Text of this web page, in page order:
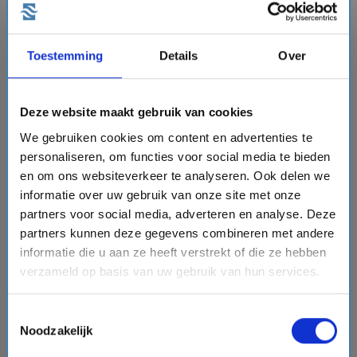
Toestemming Details Over
Deze website maakt gebruik van cookies
We gebruiken cookies om content en advertenties te
personaliseren, om functies voor social media te bieden
en om ons websiteverkeer te analyseren. Ook delen we
informatie over uw gebruik van onze site met onze
partners voor social media, adverteren en analyse. Deze
partners kunnen deze gegevens combineren met andere
informatie die u aan ze heeft verstrekt of die ze hebben
verzameld op basis van uw gebruik van hun services.
Noodzakelijk
chevron_right
10 daagse Noord-Europa cruise met de Silver
Endeavour
Silversea Cruises
eventvan: 02-08-2027 - Tot: 11-08-2027
schedule10 dagen place Noord-Europa
Vaarroute:Longyearbyen, Svalbard northern region,
Svalbard northern region, Svalbard northern region,
Svalbard southern region, Svalbard southern region,
Svalbard southern region, Svalbard Expedition, Skarsvag,
Tromsø